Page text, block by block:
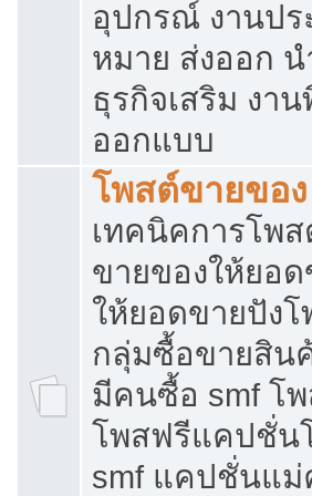
อุปกรณ์ งานป
หมาย ส่งออก น
ธุรกิจเสริม งา
ออกแบบ
โพสต์ขายของ
เทคนิคการโพ
ขายของให้ยอ
ให้ยอดขายปัง
กลุ่มซื้อขายสิน
มีคนซื้อ smf โ
โพสฟรีแคปชั่น
smf แคปชั่นแ